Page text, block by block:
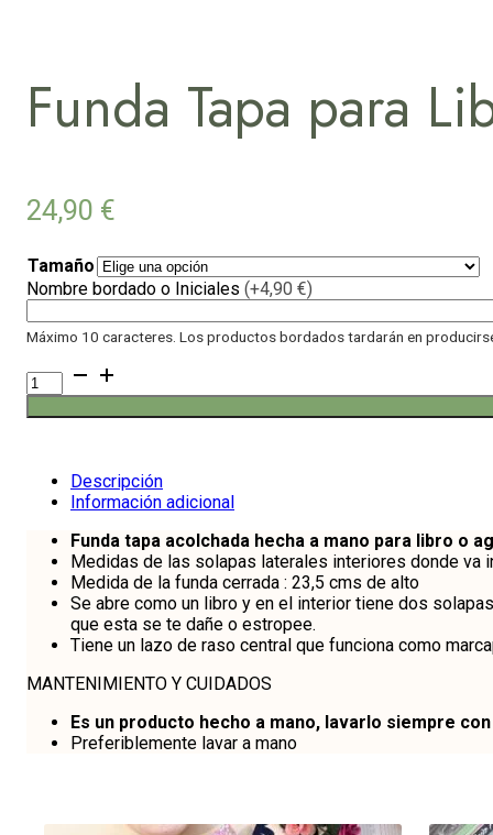
Funda Tapa para
24,90 €
Tamaño
Nombre bordado o Iniciales (+4,90 €)
Máximo 10 caracteres. Los productos bordados tardarán en
Funda
Tapa
para
cantidadDescripción
Información adicional
Funda tapa acolchada hecha a mano para libro o
Medidas de las solapas laterales interiores donde va
Medida de la funda cerrada : 23,5 cms de alto
Se abre como un libro y en el interior tiene dos
que esta se te dañe o estropee.
Tiene un lazo de raso central que funciona como
MANTENIMIENTO Y CUIDADOS
Es un producto hecho a mano, lavarlo siempre
Preferiblemente lavar a mano